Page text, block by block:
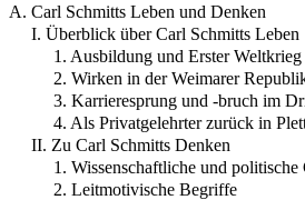
A. Carl Schmitts Leben und Denken
I. Überblick über Carl Schmitts Leben
1. Ausbildung und Erster Weltkrieg
2. Wirken in der Weimarer
3. Karrieresprung und -bruch im
4. Als Privatgelehrter zurück in
II. Zu Carl Schmitts Denken
1. Wissenschaftliche und
2. Leitmotivische Begriffe